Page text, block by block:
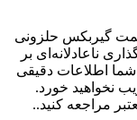
گیربکس حلزونی
ناعادلانه‌ای بر
اطلاعات دقیقی
نخواهید خورد.
مراجعه کنید..